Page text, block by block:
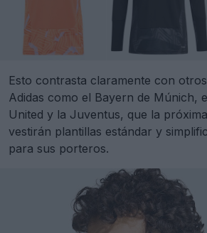
Esto contrasta claramente con
Adidas como el Bayern de Múnich,
United y la Juventus, que la
vestirán plantillas estándar y
para sus porteros.